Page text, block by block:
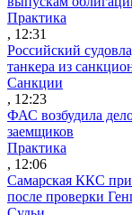
Практика
, 12:31
Российский
танкера из
Санкции
, 12:23
ФАС возбудила
заемщиков
Практика
, 12:06
Самарская ККС
после проверки